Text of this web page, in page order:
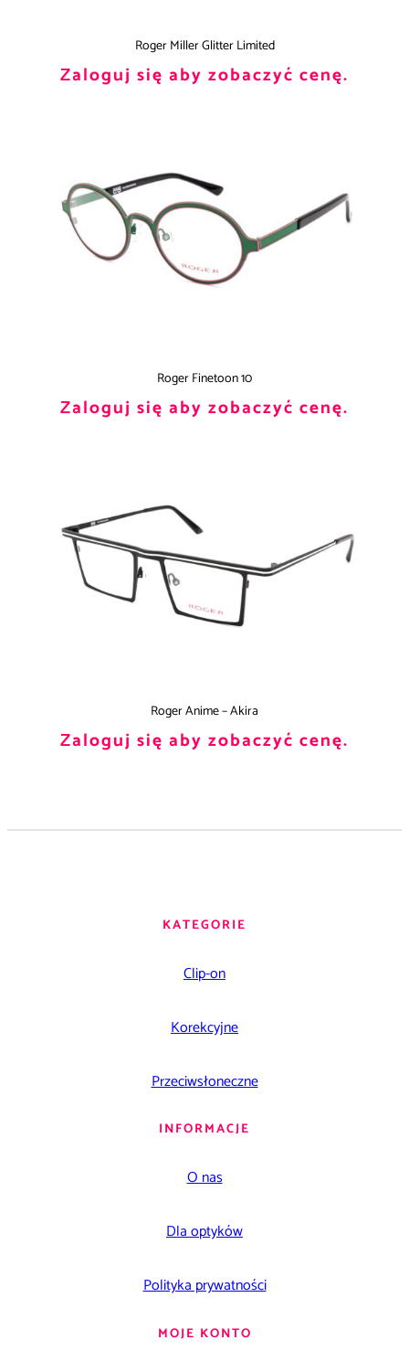
Roger Miller Glitter Limited
Zaloguj się aby zobaczyć cenę.
Roger Finetoon 10
Zaloguj się aby zobaczyć cenę.
Roger Anime – Akira
Zaloguj się aby zobaczyć cenę.
KATEGORIE
Clip-on
Korekcyjne
Przeciwsłoneczne
INFORMACJE
O nas
Dla optyków
Polityka prywatności
MOJE KONTO